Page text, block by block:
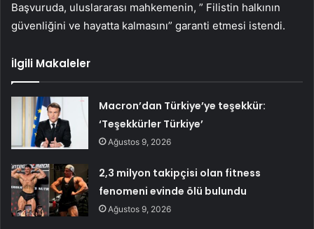
Başvuruda, uluslararası mahkemenin, ” Filistin halkının
güvenliğini ve hayatta kalmasını” garanti etmesi istendi.
İlgili Makaleler
Macron’dan Türkiye’ye teşekkür:
‘Teşekkürler Türkiye’
Ağustos 9, 2026
2,3 milyon takipçisi olan fitness
fenomeni evinde ölü bulundu
Ağustos 9, 2026